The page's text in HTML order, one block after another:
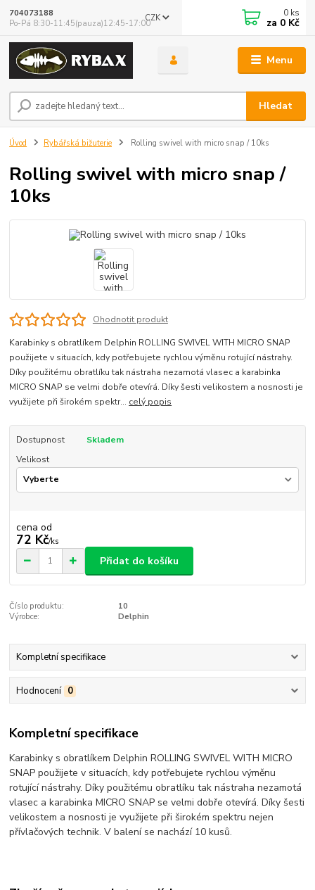
Menu
CZK
Hledat
704073188
Po-Pá 8:30-11:45(pauza)12:45-17:00
0 ks
za 0 Kč
Úvod Rybářská bižuterie Rolling swivel with micro snap / 10ks
Rolling swivel with micro snap /
10ks
Ohodnotit produkt
Karabinky s obratlíkem Delphin ROLLING SWIVEL WITH MICRO SNAP
použijete v situacích, kdy potřebujete rychlou výměnu rotující nástrahy.
Díky použitému obratlíku tak nástraha nezamotá vlasec a karabinka
MICRO SNAP se velmi dobře otevírá. Díky šesti velikostem a nosnosti je
využijete při širokém spektr... celý popis
Dostupnost
Skladem
Velikost
cena od
72 Kč/ks
Přidat do košíku
Číslo produktu:
10
Výrobce:
Delphin
Kompletní specifikace
Hodnocení 0
Kompletní specifikace
Karabinky s obratlíkem Delphin ROLLING SWIVEL WITH MICRO
SNAP použijete v situacích, kdy potřebujete rychlou výměnu
rotující nástrahy. Díky použitému obratlíku tak nástraha nezamotá
vlasec a karabinka MICRO SNAP se velmi dobře otevírá. Díky šesti
velikostem a nosnosti je využijete při širokém spektru nejen
přívlačových technik. V balení se nachází 10 kusů.